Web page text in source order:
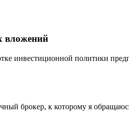
вложений
инвестиционной политики
брокер, к которому я